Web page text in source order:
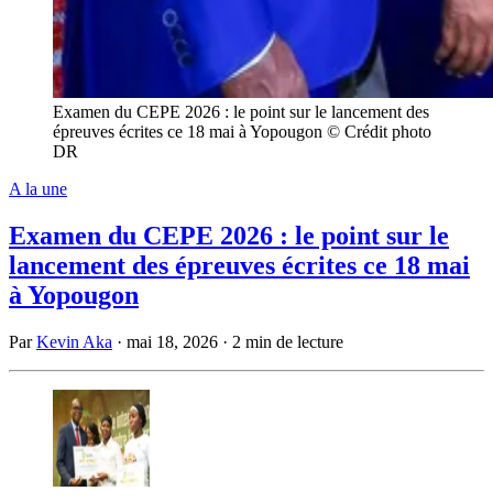
Examen du CEPE 2026 : le point sur le lancement des
épreuves écrites ce 18 mai à Yopougon © Crédit photo
DR
A la une
Examen du CEPE 2026 : le point sur le
lancement des épreuves écrites ce 18 mai
à Yopougon
ParKevin Aka · mai 18, 2026 · 2 min de lecture